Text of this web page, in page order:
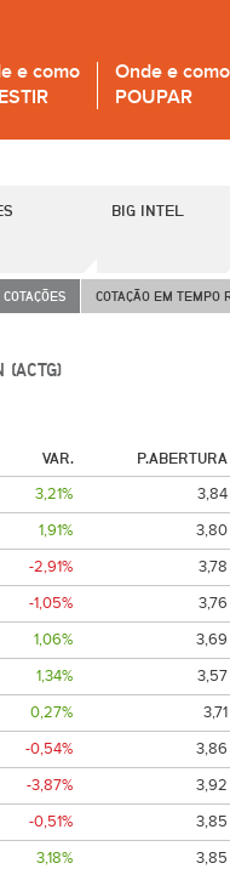
e como
Onde e como
POUPAR
BIG INTEL
COTAÇÃO EM TEMPO
(ACTG)
VAR.
P.ABERTURA
3,21%
3,84
1,91%
3,80
-2,91%
3,78
-1,05%
3,76
1,06%
3,69
1,34%
3,57
0,27%
3,71
-0,54%
3,86
-3,87%
3,92
-0,51%
3,85
3,18%
3,85